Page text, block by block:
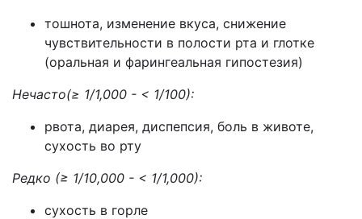
тошнота, изменение вкуса, снижение
чувствительности в полости рта и глотке
(оральная и фарингеальная гипостезия)
Нечасто(≥ 1/1,000 - < 1/100):
рвота, диарея, диспепсия, боль в животе,
сухость во рту
Редко (≥ 1/10,000 - < 1/1,000):
сухость в горле